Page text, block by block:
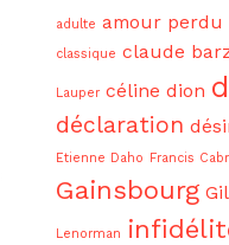
adulte amour perdu
classique claude
Lauper céline dion
déclaration
Etienne Daho Francis
Gainsbourg
Lenorman